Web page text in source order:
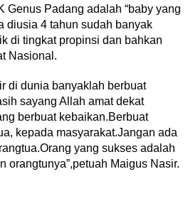
Genus Padang adalah “baby yang
diusia 4 tahun sudah banyak
di tingkat propinsi dan bahkan
Nasional.
di dunia banyaklah berbuat
sayang Allah amat dekat
berbuat kebaikan.Berbuat
kepada masyarakat.Jangan ada
yang sukses adalah
orangtunya”,petuah Maigus Nasir.